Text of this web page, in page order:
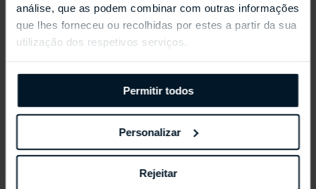
análise, que as podem combinar com outras informações
que lhes forneceu ou recolhidas por estes a partir da sua
utilização dos respetivos serviços.
Permitir todos
Personalizar
Rejeitar